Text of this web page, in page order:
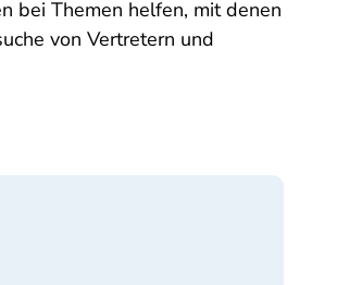
bei Themen helfen, mit denen
von Vertretern und